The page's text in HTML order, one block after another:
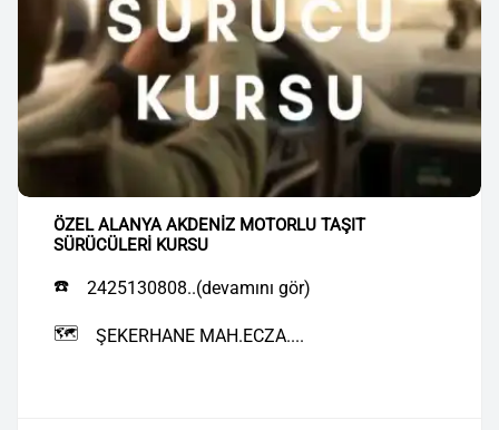
ÖZEL ALANYA AKDENİZ MOTORLU TAŞIT
SÜRÜCÜLERİ KURSU
☎️ 2425130808..(devamını gör)
🗺️ ŞEKERHANE MAH.ECZA....